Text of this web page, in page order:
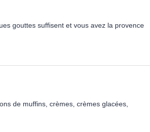
gouttes suffisent et vous avez la provence
de muffins, crèmes, crèmes glacées,